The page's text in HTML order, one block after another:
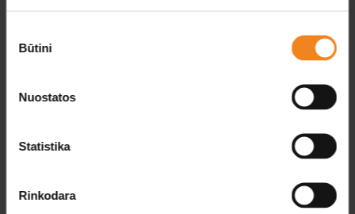
pasirinkimas
Būtini
Nuostatos
Statistika
Rinkodara
уменьшеннoe количество сперматозоидов, пониженная
подвижность, патологическая морфология или низкое
гормональные нарушения,
осложнения после лучевой и химиотерапии.
Также важны факторы окружающей среды и образ жизни. На
фертильность негативно влияют стимуляторы, нездоровое